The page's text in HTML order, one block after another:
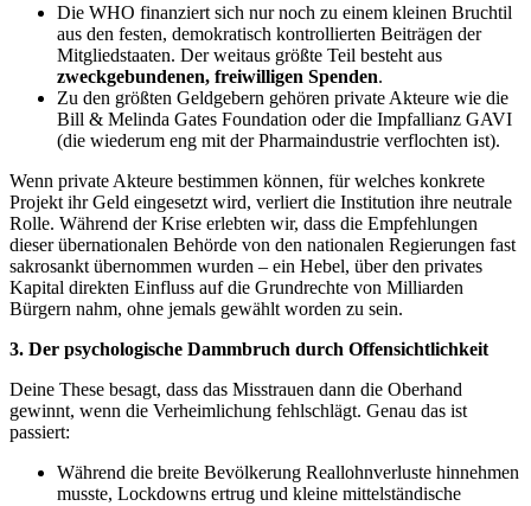
Die WHO finanziert sich nur noch zu einem kleinen Bruchtil
aus den festen, demokratisch kontrollierten Beiträgen der
Mitgliedstaaten. Der weitaus größte Teil besteht aus
zweckgebundenen, freiwilligen Spenden.
Zu den größten Geldgebern gehören private Akteure wie die
Bill & Melinda Gates Foundation oder die Impfallianz GAVI
(die wiederum eng mit der Pharmaindustrie verflochten ist).
Wenn private Akteure bestimmen können, für welches konkrete
Projekt ihr Geld eingesetzt wird, verliert die Institution ihre neutrale
Rolle. Während der Krise erlebten wir, dass die Empfehlungen
dieser übernationalen Behörde von den nationalen Regierungen fast
sakrosankt übernommen wurden – ein Hebel, über den privates
Kapital direkten Einfluss auf die Grundrechte von Milliarden
Bürgern nahm, ohne jemals gewählt worden zu sein.
3. Der psychologische Dammbruch durch Offensichtlichkeit
Deine These besagt, dass das Misstrauen dann die Oberhand
gewinnt, wenn die Verheimlichung fehlschlägt. Genau das ist
passiert:
Während die breite Bevölkerung Reallohnverluste hinnehmen
musste, Lockdowns ertrug und kleine mittelständische